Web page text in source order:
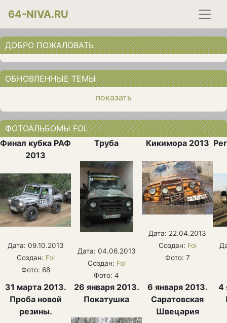
64-NIVA.RU
ДОБРО ПОЖАЛОВАТЬ
ОБНОВЛЕННЫЕ ТЕМЫ
показать
ФОТОАЛЬБОМЫ FOL
Финал кубка РАФ
2013
Дата: 09.10.2013
Создан: Fol
Фото: 68
Труба
Дата: 04.06.2013
Создан: Fol
Фото: 4
Кикимора 2013
Дата: 22.04.2013
Создан: Fol
Фото: 7
31 марта 2013.
Проба новой
резины.
26 января 2013.
Покатушка
6 января 2013.
Саратовская
Швецария
4